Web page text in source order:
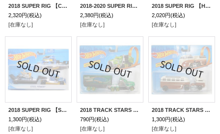
2018 SUPER RIG 【CAR-NIVAL STEAMER】 PURPLE-MAGENTA/5SP
2,320円(税込)
[在庫なし]
2018-2020 SUPER RIG 【CAR-NIVAL STEAMER】 LT.BLUE-RED/5SP
2,380円(税込)
[在庫なし]
2018 SUPER RIG 【HAULIN' HORSEPOWER】 FLAT BLACK-BLUE/BLOR
2,020円(税込)
[在庫なし]
2018 SUPER RIG 【STEEL POWER】 BLUE-YELLOW/O5
1,300円(税込)
[在庫なし]
2018 TRACK STARS 【SPEED HAULER】 CLEAR GREEN/PR5 (予約不可)(2018 CARD)
790円(税込)
[在庫なし]
2018 TRACK STARS 【CUSTOM VOLKSWAGEN HAULER】 BROWN-WHITE/PR5 (予約不可)(2018 CARD)
1,300円(税込)
[在庫なし]